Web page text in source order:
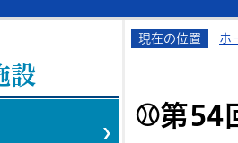
設
現在の位置 ホ
⚾第54